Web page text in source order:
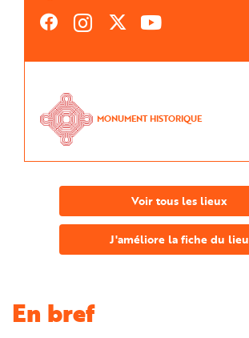
MONUMENT HISTORIQUE
Voir tous les lieux
J'améliore la fiche du lieu
En bref